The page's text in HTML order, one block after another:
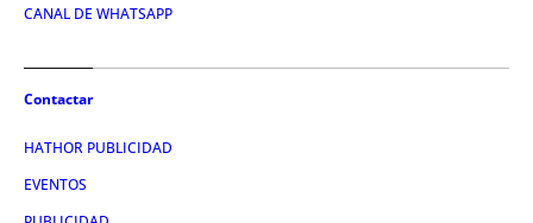
CANAL DE WHATSAPP
Contactar
HATHOR PUBLICIDAD
EVENTOS